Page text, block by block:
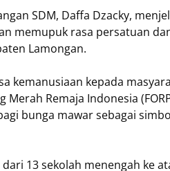
SDM, Daffa Dzacky,
memupuk rasa persatuan
Lamongan.
kemanusiaan kepada
Remaja Indonesia
bunga mawar sebagai
13 sekolah menengah ke